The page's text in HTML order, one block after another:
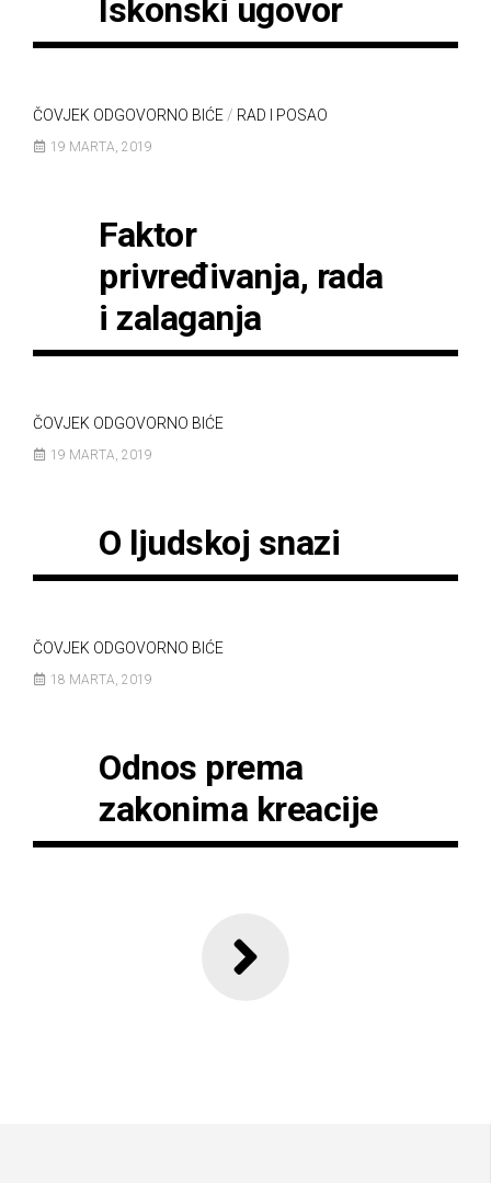
Iskonski ugovor
ČOVJEK ODGOVORNO BIĆE / RAD I POSAO
19 MARTA, 2019
Faktor
privređivanja, rada
i zalaganja
ČOVJEK ODGOVORNO BIĆE
19 MARTA, 2019
O ljudskoj snazi
ČOVJEK ODGOVORNO BIĆE
18 MARTA, 2019
Odnos prema
zakonima kreacije